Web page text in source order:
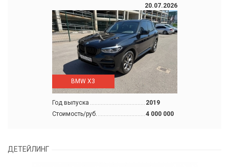
20.07.2026
BMW X3
Год выпуска
2019
Стоимость/руб.
4 000 000
ДЕТЕЙЛИНГ